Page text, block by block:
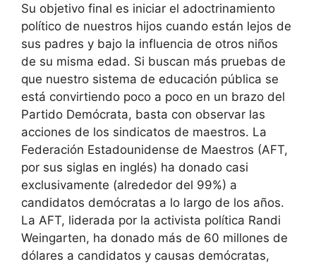
Su objetivo final es iniciar el adoctrinamiento
político de nuestros hijos cuando están lejos de
sus padres y bajo la influencia de otros niños
de su misma edad. Si buscan más pruebas de
que nuestro sistema de educación pública se
está convirtiendo poco a poco en un brazo del
Partido Demócrata, basta con observar las
acciones de los sindicatos de maestros. La
Federación Estadounidense de Maestros (AFT,
por sus siglas en inglés) ha donado casi
exclusivamente (alrededor del 99%) a
candidatos demócratas a lo largo de los años.
La AFT, liderada por la activista política Randi
Weingarten, ha donado más de 60 millones de
dólares a candidatos y causas demócratas,